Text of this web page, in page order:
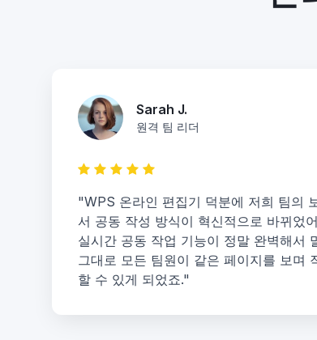
Sarah J.
원격 팀 리더
"WPS 온라인 편집기 덕분에 저희 팀의
서 공동 작성 방식이 혁신적으로 바뀌었
실시간 공동 작업 기능이 정말 완벽해서
그대로 모든 팀원이 같은 페이지를 보며
할 수 있게 되었죠."